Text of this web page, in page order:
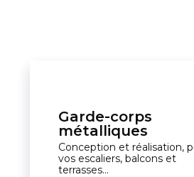
Garde-corps
métalliques
Conception et réalisation,
vos escaliers, balcons et
terrasses...